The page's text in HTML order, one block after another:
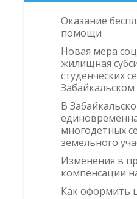
Оказание
помощи
Новая мера
жилищная
студенческих
Забайкальском
В
многодетных
земельного
Изменения в
компенсации
Как оформить